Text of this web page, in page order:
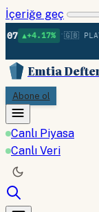
İçeriğe geç
•🇬🇧 PLATIN1.755
Emtia
Abone ol
Canlı Piyasa
Canlı Veri